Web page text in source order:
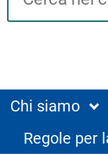
Chi siamo
Regole per